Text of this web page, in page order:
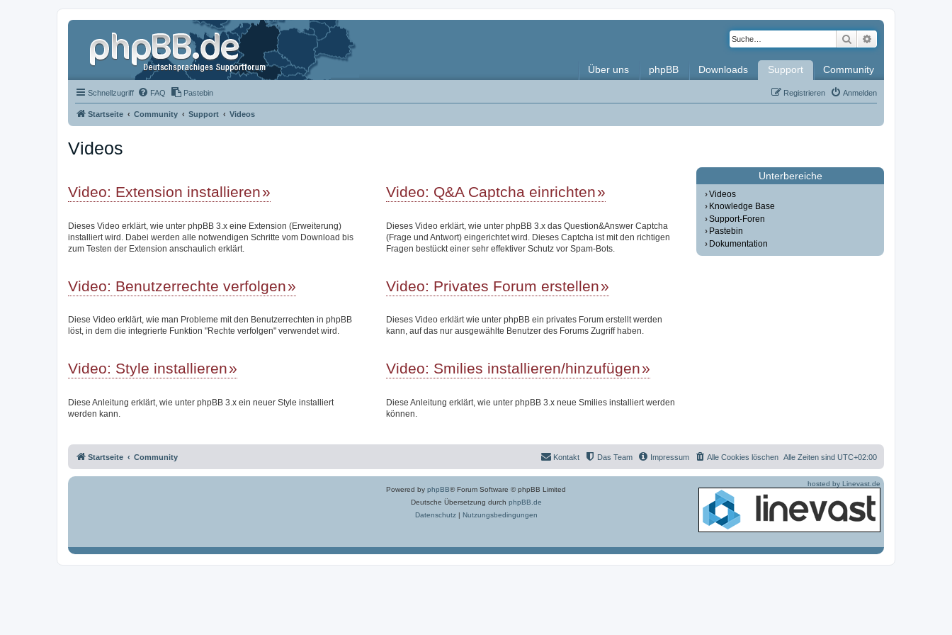
Suche
Über uns phpBB Downloads Support Community
Schnellzugriff FAQ Pastebin Anmelden
Registrieren
Startseite Community Support Videos
Videos
Video: Extension installieren
Dieses Video erklärt, wie unter phpBB 3.x eine Extension (Erweiterung)
installiert wird. Dabei werden alle notwendigen Schritte vom Download bis
zum Testen der Extension anschaulich erklärt.
Video: Q&A Captcha einrichten
Dieses Video erklärt, wie unter phpBB 3.x das Question&Answer Captcha
(Frage und Antwort) eingerichtet wird. Dieses Captcha ist mit den richtigen
Fragen bestückt einer sehr effektiver Schutz vor Spam-Bots.
Video: Benutzerrechte verfolgen
Diese Video erklärt, wie man Probleme mit den Benutzerrechten in phpBB
löst, in dem die integrierte Funktion "Rechte verfolgen" verwendet wird.
Video: Privates Forum erstellen
Dieses Video erklärt wie unter phpBB ein privates Forum erstellt werden
kann, auf das nur ausgewählte Benutzer des Forums Zugriff haben.
Video: Style installieren
Diese Anleitung erklärt, wie unter phpBB 3.x ein neuer Style installiert
werden kann.
Video: Smilies installieren/hinzufügen
Diese Anleitung erklärt, wie unter phpBB 3.x neue Smilies installiert werden
können.
Unterbereiche
Videos
Knowledge Base
Support-Foren
Pastebin
Dokumentation
Startseite Community Alle Zeiten sind UTC+02:00
Alle Cookies löschen
Impressum
Das Team
Kontakt
Powered by phpBB® Forum Software © phpBB Limited
Deutsche Übersetzung durch phpBB.de
Datenschutz| Nutzungsbedingungen
hosted by Linevast.de